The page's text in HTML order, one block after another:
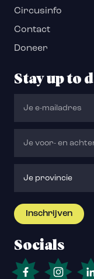
Circusinfo
Contact
Doneer
Stay up to
Socials